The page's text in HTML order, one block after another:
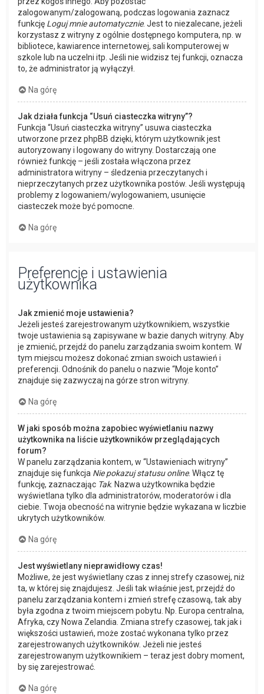
zalogowanym/zalogowaną, podczas logowania zaznacz
funkcję Loguj mnie automatycznie. Jest to niezalecane, jeżeli
korzystasz z witryny z ogólnie dostępnego komputera, np. w
bibliotece, kawiarence internetowej, sali komputerowej w
szkole lub na uczelni itp. Jeśli nie widzisz tej funkcji, oznacza
to, że administrator ją wyłączył.
Na górę
Jak działa funkcja “Usuń ciasteczka witryny”?
Funkcja “Usuń ciasteczka witryny” usuwa ciasteczka
utworzone przez phpBB dzięki, którym użytkownik jest
autoryzowany i logowany do witryny. Dostarczają one
również funkcję – jeśli została włączona przez
administratora witryny – śledzenia przeczytanych i
nieprzeczytanych przez użytkownika postów. Jeśli występują
problemy z logowaniem/wylogowaniem, usunięcie
ciasteczek może być pomocne.
Na górę
Preferencje i ustawienia
użytkownika
Jak zmienić moje ustawienia?
Jeżeli jesteś zarejestrowanym użytkownikiem, wszystkie
twoje ustawienia są zapisywane w bazie danych witryny. Aby
je zmienić, przejdź do panelu zarządzania swoim kontem. W
tym miejscu możesz dokonać zmian swoich ustawień i
preferencji. Odnośnik do panelu o nazwie “Moje konto”
znajduje się zazwyczaj na górze stron witryny.
Na górę
W jaki sposób można zapobiec wyświetlaniu nazwy
użytkownika na liście użytkowników przeglądających
forum?
W panelu zarządzania kontem, w “Ustawieniach witryny”
znajduje się funkcja Nie pokazuj statusu online. Włącz tę
funkcję, zaznaczając Tak. Nazwa użytkownika będzie
wyświetlana tylko dla administratorów, moderatorów i dla
ciebie. Twoja obecność na witrynie będzie wykazana w liczbie
ukrytych użytkowników.
Na górę
Jest wyświetlany nieprawidłowy czas!
Możliwe, że jest wyświetlany czas z innej strefy czasowej, niż
ta, w której się znajdujesz. Jeśli tak właśnie jest, przejdź do
panelu zarządzania kontem i zmień strefę czasową, tak aby
była zgodna z twoim miejscem pobytu. Np. Europa centralna,
Afryka, czy Nowa Zelandia. Zmiana strefy czasowej, tak jak i
większości ustawień, może zostać wykonana tylko przez
zarejestrowanych użytkowników. Jeżeli nie jesteś
zarejestrowanym użytkownikiem – teraz jest dobry moment,
by się zarejestrować.
Na górę